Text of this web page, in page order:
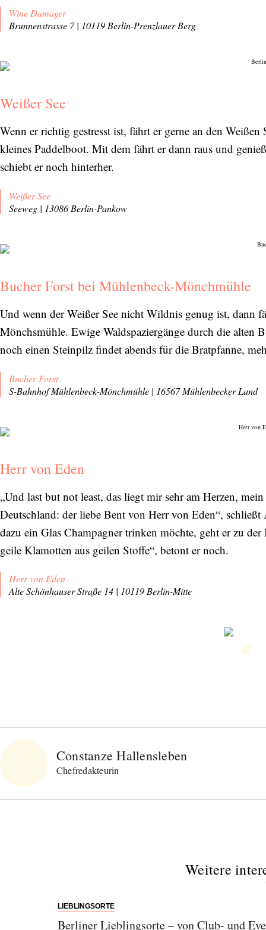
Wine Damager
Brunnenstrasse 7 | 10119 Berlin-Prenzlauer Berg
Weißer See
Wenn er richtig gestresst ist, fährt er gerne an den
kleines Paddelboot. Mit dem fährt er dann raus und
schiebt er noch hinterher.
Weißer See
Seeweg | 13086 Berlin-Pankow
Bucher Forst bei Mühlenbeck-Mönchmühle
Und wenn der Weißer See nicht Wildnis genug ist, dann
Mönchsmühle. Ewige Waldspaziergänge durch die alten
noch einen Steinpilz findet abends für die Bratpfanne,
Bucher Forst
S-Bahnhof Mühlenbeck-Mönchmühle | 16567 Mühlenbecker Land
Herr von Eden
„Und last but not least, das liegt mir sehr am Herzen,
Deutschland: der liebe Bent von Herr von Eden“,
dazu ein Glas Champagner trinken möchte, geht er zu
geile Klamotten aus geilen Stoffe“, betont er noch.
Herr von Eden
Alte Schönhauser Straße 14 | 10119 Berlin-Mitte
Constanze Hallensleben
Chefredakteurin
Weitere
LIEBLINGSORTE
Berliner Lieblingsorte – von Club- und
Abonnieren Sie unseren Newsletter
Entdecken Sie jede Woche neue schöne
Orte, handverlesene Geheimtipps und
einzigartige Reisen.
SENDEN